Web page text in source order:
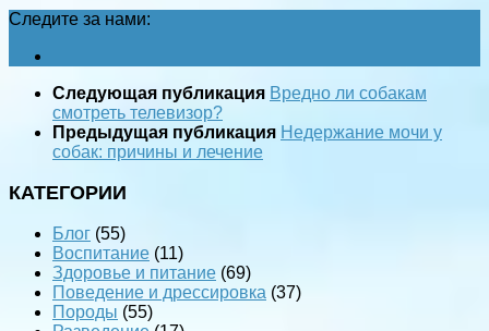
Следите за нами:
Следующая публикация Вредно ли собакам
смотреть телевизор?
Предыдущая публикация Недержание мочи у
собак: причины и лечение
КАТЕГОРИИ
Блог (55)
Воспитание (11)
Здоровье и питание (69)
Поведение и дрессировка (37)
Породы (55)